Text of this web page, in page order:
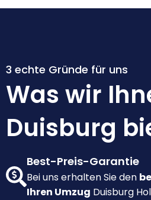
3 echte Gründe für uns
Was wir
Duisburg
Best-Preis-Garantie
Bei uns erhalten Sie den
Ihren Umzug Duisburg